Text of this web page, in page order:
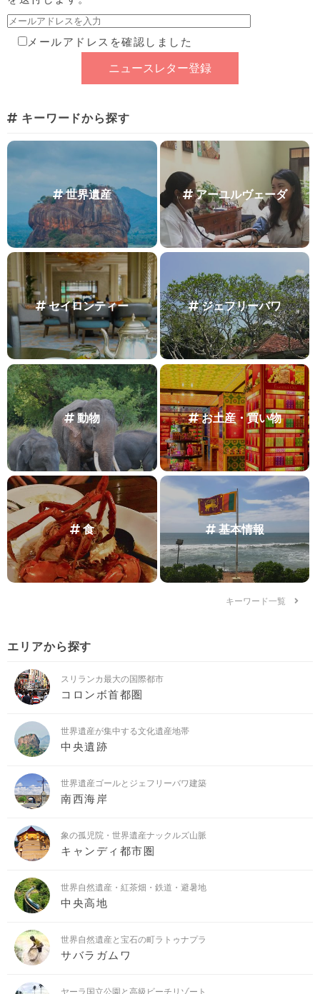
メールアドレスを確認しました
キーワードから探す
世界遺産 アーユルヴェーダ
セイロンティー ジェフリーバワ
動物 お土産・買い物
食 基本情報
キーワード一覧
エリアから探す
スリランカ最大の国際都市
コロンボ首都圏
世界遺産が集中する文化遺産地帯
中央遺跡
世界遺産ゴールとジェフリーバワ建築
南西海岸
象の孤児院・世界遺産ナックルズ山脈
キャンディ都市圏
世界自然遺産・紅茶畑・鉄道・避暑地
中央高地
世界自然遺産と宝石の町ラトゥナプラ
サバラガムワ
ヤーラ国立公園と高級ビーチリゾート